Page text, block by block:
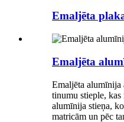
Emaljēta
Emaljēta
Emaljēta alumīnija
tinumu stieple, kas
alumīnija stieņa,
matricām un pēc